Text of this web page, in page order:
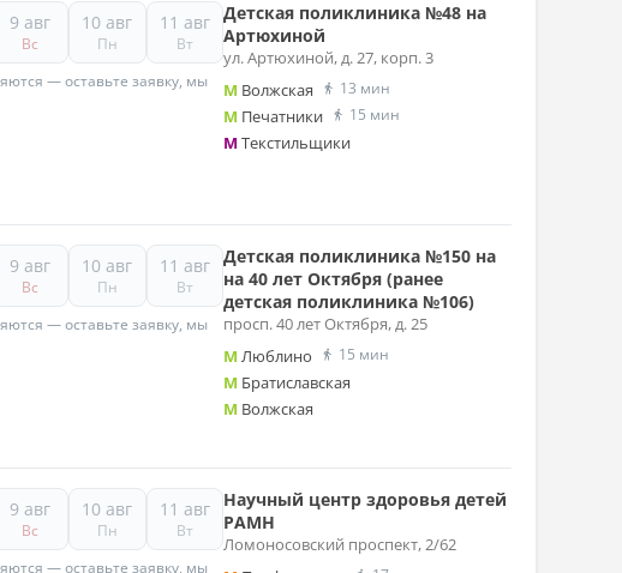
9 авг
Вс
10 авг
Пн
11 авг
Вт
— оставьте заявку, мы
Детская поликлиника №48 на
Артюхиной
ул. Артюхиной, д. 27, корп. 3
M Волжская 13 мин
M Печатники 15 мин
MТекстильщики
9 авг
Вс
10 авг
Пн
11 авг
Вт
— оставьте заявку, мы
Детская поликлиника №150 на
на 40 лет Октября (ранее
детская поликлиника №106)
просп. 40 лет Октября, д. 25
M Люблино 15 мин
M Братиславская
M Волжская
9 авг
Вс
10 авг
Пн
11 авг
Вт
— оставьте заявку, мы
Научный центр здоровья детей
РАМН
Ломоносовский проспект, 2/62